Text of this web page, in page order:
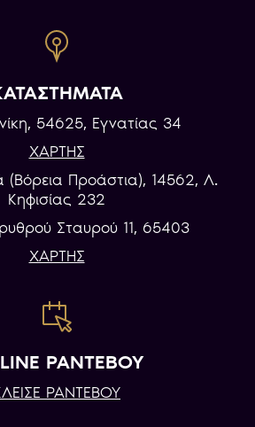
54625, Εγνατίας 34
ΧΑΡΤΗΣ
(Βόρεια Προάστια), 14562, Λ.
Κηφισίας 232
Σταυρού 11, 65403
ΧΑΡΤΗΣ
ΡΑΝΤΕΒΟΥ
ΡΑΝΤΕΒΟΥ